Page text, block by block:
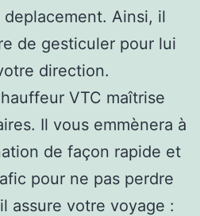
Ainsi, il
de gesticuler pour lui
direction.
VTC maîtrise
Il vous emmènera à
de façon rapide et
pour ne pas perdre
assure votre voyage :